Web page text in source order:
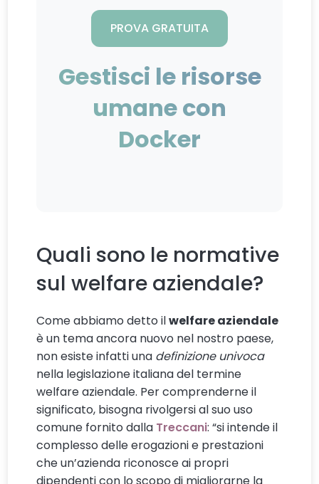
PROVA GRATUITA
Gestisci le risorse
umane con
Docker
Quali sono le normative
sul welfare aziendale?
Come abbiamo detto ilwelfare aziendale
è un tema ancora nuovo nel nostro paese,
non esiste infatti una definizione univoca
nella legislazione italiana del termine
welfare aziendale. Per comprenderne il
significato, bisogna rivolgersi al suo uso
comune fornito dalla Treccani: “si intende il
complesso delle erogazioni e prestazioni
che un’azienda riconosce ai propri
dipendenti con lo scopo di migliorarne la